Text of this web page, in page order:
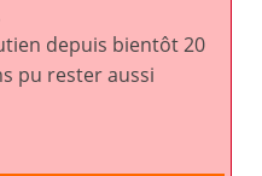
depuis bientôt 20
pu rester aussi